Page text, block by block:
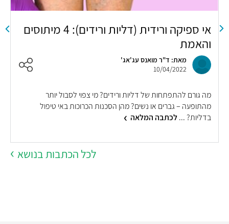
אי ספיקה ורידית (דליות ורידים): 4 מיתוסים
והאמת
מאת: ד"ר מואנס עג'אג'
10/04/2022
מה גורם להתפתחות של דליות ורידים? מי צפוי לסבול יותר
מהתופעה – גברים או נשים? מהן הסכנות הכרוכות באי טיפול
בדליות? ...לכתבה המלאה
לכל הכתבות בנושא